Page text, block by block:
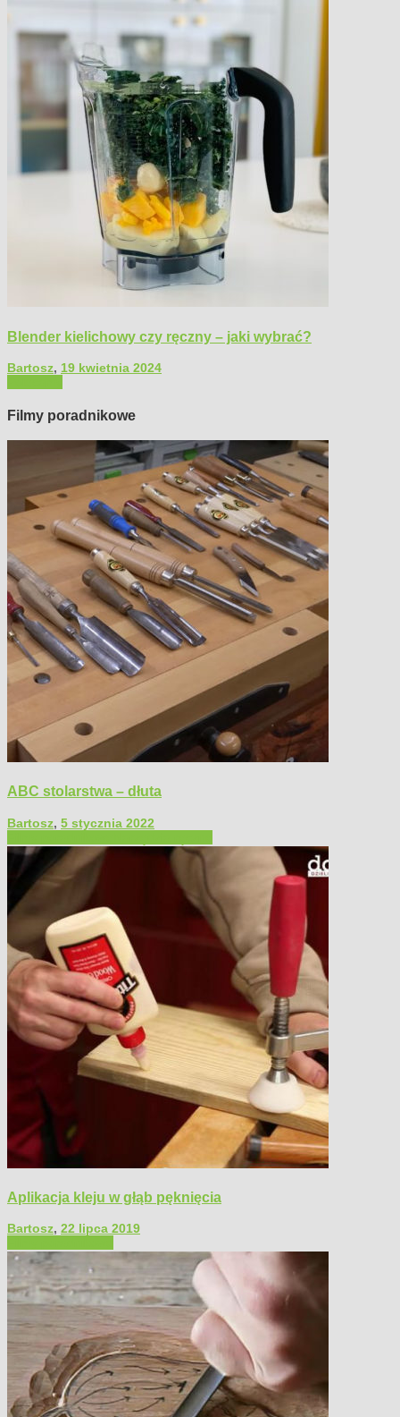
Blender kielichowy czy ręczny – jaki wybrać?
Bartosz, 19 kwietnia 2024
Filmy poradnikowe
ABC stolarstwa – dłuta
Bartosz, 5 stycznia 2022
Aplikacja kleju w głąb pęknięcia
Bartosz, 22 lipca 2019